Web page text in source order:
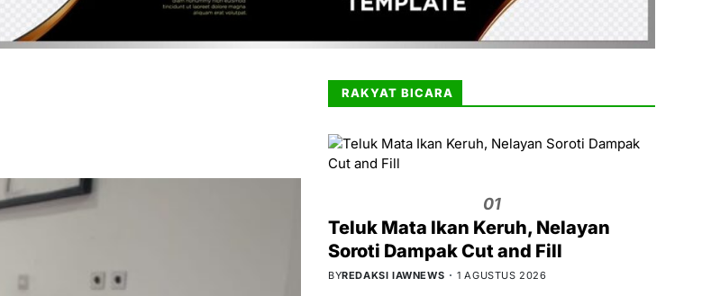
RAKYAT BICARA
01
Teluk Mata Ikan Keruh, Nelayan
Soroti Dampak Cut and Fill
BYREDAKSI IAWNEWS 1 AGUSTUS 2026